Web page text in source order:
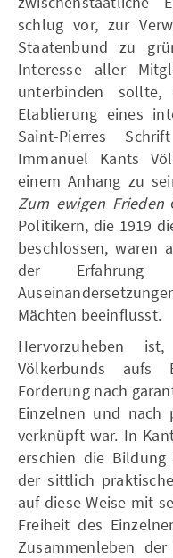
schlug vor, zur
Staatenbund zu
Interesse aller
unterbinden
Etablierung eines
Saint-Pierres
Immanuel Kants
einem Anhang zu
Zum ewigen Frieden
Politikern, die 1919
beschlossen, waren
der Erfahrung
Mächten beeinflusst.
Hervorzuheben
Völkerbunds aufs
Forderung nach
Einzelnen und nach
verknüpft war. In
erschien die
der sittlich
auf diese Weise mit
Freiheit des
Zusammenleben